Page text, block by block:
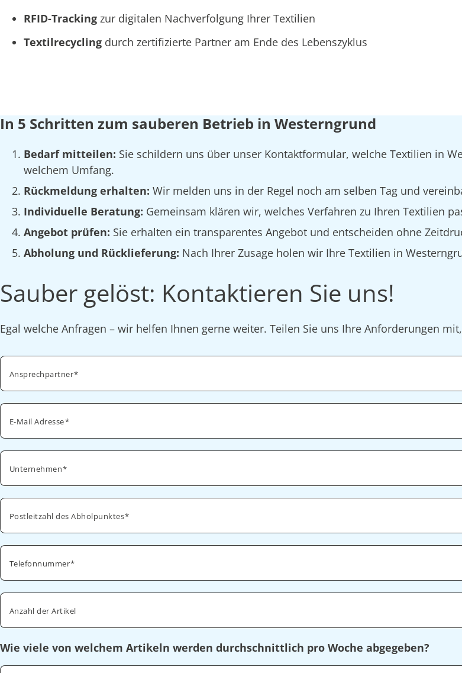
RFID-Tracking zur digitalen Nachverfolgung Ihrer Textilien
Textilrecycling durch zertifizierte Partner am Ende des Lebenszyklus
In 5 Schritten zum sauberen Betrieb in Westerngrund
Bedarf mitteilen: Sie schildern uns über unser Kontaktformular, welche Textilien in
welchem Umfang.
Rückmeldung erhalten: Wir melden uns in der Regel noch am selben Tag und
Individuelle Beratung: Gemeinsam klären wir, welches Verfahren zu Ihren Textilien
Angebot prüfen: Sie erhalten ein transparentes Angebot und entscheiden ohne
Abholung und Rücklieferung: Nach Ihrer Zusage holen wir Ihre Textilien in
Sauber gelöst: Kontaktieren Sie uns!
Egal welche Anfragen – wir helfen Ihnen gerne weiter. Teilen Sie uns Ihre Anforderungen
Ansprechpartner
E-Mail Adresse
Unternehmen
Postleitzahl des Abholpunktes
Telefonnummer
Anzahl der Artikel
Wie viele von welchem Artikeln werden durchschnittlich pro Woche abgegeben?